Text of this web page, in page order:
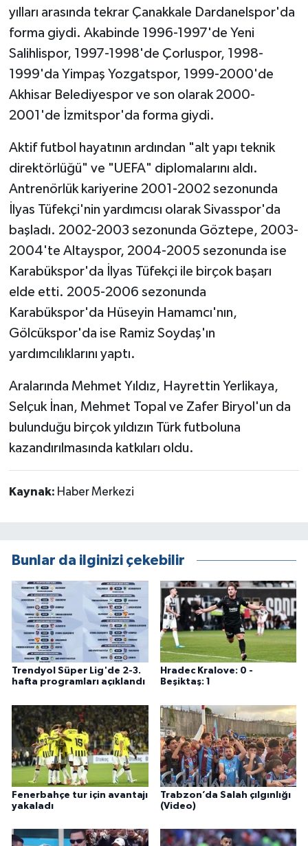
yılları arasında tekrar Çanakkale Dardanelspor'da
forma giydi. Akabinde 1996-1997'de Yeni
Salihlispor, 1997-1998'de Çorluspor, 1998-
1999'da Yimpaş Yozgatspor, 1999-2000'de
Akhisar Belediyespor ve son olarak 2000-
2001'de İzmitspor'da forma giydi.
Aktif futbol hayatının ardından "alt yapı teknik
direktörlüğü" ve "UEFA" diplomalarını aldı.
Antrenörlük kariyerine 2001-2002 sezonunda
İlyas Tüfekçi'nin yardımcısı olarak Sivasspor'da
başladı. 2002-2003 sezonunda Göztepe, 2003-
2004'te Altayspor, 2004-2005 sezonunda ise
Karabükspor'da İlyas Tüfekçi ile birçok başarı
elde etti. 2005-2006 sezonunda
Karabükspor'da Hüseyin Hamamcı'nın,
Gölcükspor'da ise Ramiz Soydaş'ın
yardımcılıklarını yaptı.
Aralarında Mehmet Yıldız, Hayrettin Yerlikaya,
Selçuk İnan, Mehmet Topal ve Zafer Biryol'un da
bulunduğu birçok yıldızın Türk futboluna
kazandırılmasında katkıları oldu.
Kaynak: Haber Merkezi
Bunlar da ilginizi çekebilir
Trendyol Süper Lig'de 2-3.
hafta programları açıklandı
Hradec Kralove: 0 -
Beşiktaş: 1
Fenerbahçe tur için avantajı
yakaladı
Trabzon’da Salah çılgınlığı
(Video)